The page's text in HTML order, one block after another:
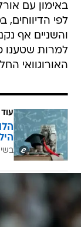
באימון עם
לפי
למרות שטענו
האורוגוואי